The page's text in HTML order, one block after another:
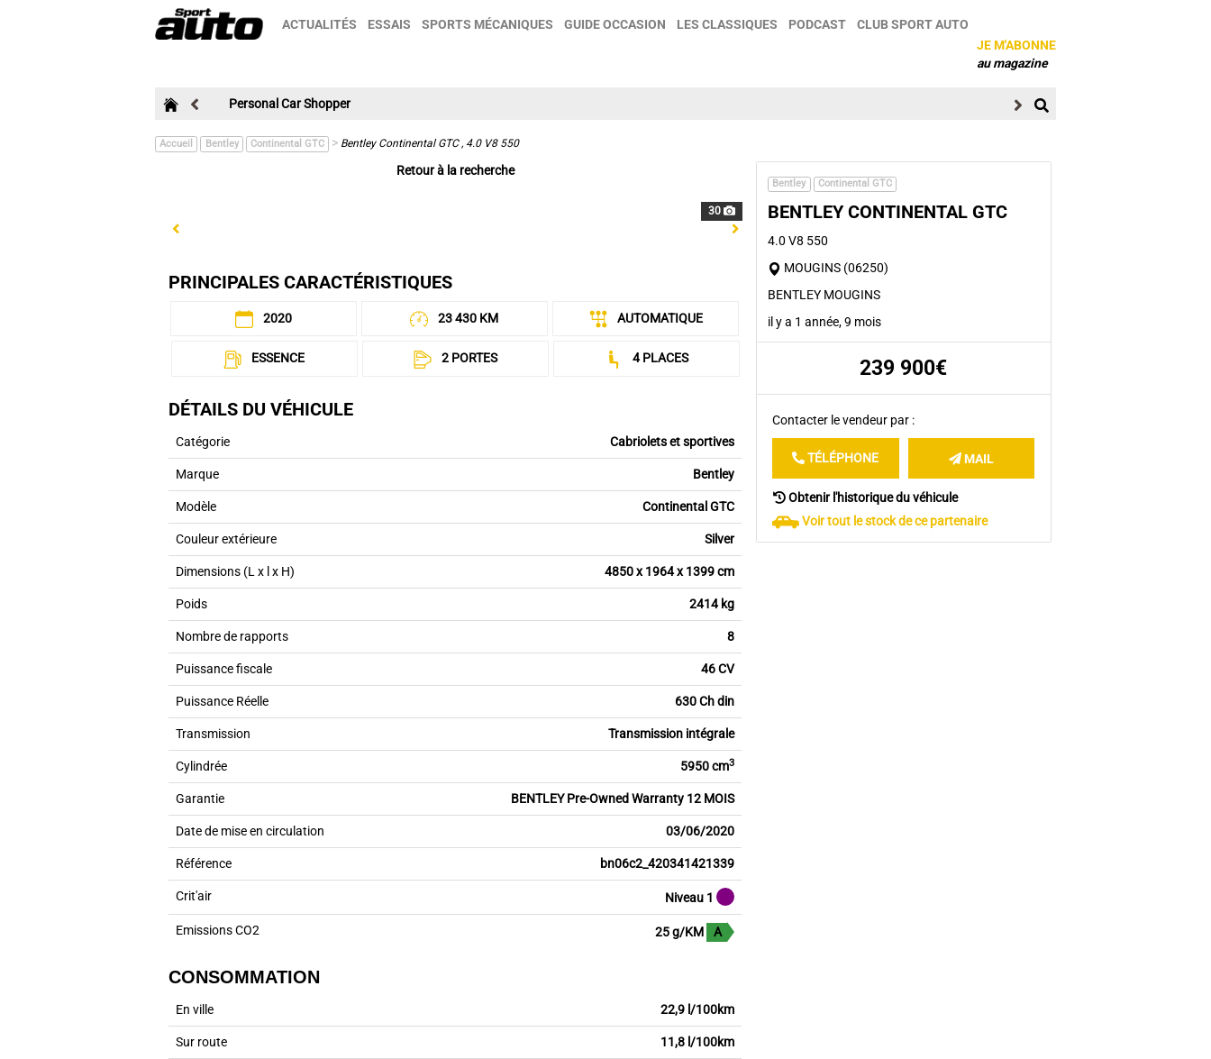
ACTUALITÉS ESSAIS SPORTS MÉCANIQUES GUIDE OCCASION LES CLASSIQUES PODCAST
CLUB SPORT AUTO
JE M'ABONNE
au magazine
Personal Car Shopper
Accueil Bentley Continental GTC > Bentley Continental GTC , 4.0 V8 550
Retour à la recherche
30
PRINCIPALES CARACTÉRISTIQUES
2020 23 430 KM AUTOMATIQUE
ESSENCE 2 PORTES 4 PLACES
DÉTAILS DU VÉHICULE
Catégorie Cabriolets et sportives
Marque Bentley
Modèle Continental GTC
Couleur extérieure Silver
Dimensions (L x l x H) 4850 x 1964 x 1399 cm
Poids 2414 kg
Nombre de rapports 8
Puissance fiscale 46 CV
Puissance Réelle 630 Ch din
Transmission Transmission intégrale
Cylindrée 5950 cm3
Garantie BENTLEY Pre-Owned Warranty 12 MOIS
Date de mise en circulation 03/06/2020
Référence bn06c2_420341421339
Crit'air Niveau 1
Emissions CO2 25 g/KM A
CONSOMMATION
En ville 22,9 l/100km
Sur route 11,8 l/100km
Bentley Continental GTC
BENTLEY CONTINENTAL GTC
4.0 V8 550
MOUGINS (06250)
BENTLEY MOUGINS
il y a 1 année, 9 mois
239 900€
Contacter le vendeur par :
TÉLÉPHONE MAIL
Obtenir l'historique du véhicule
Voir tout le stock de ce partenaire